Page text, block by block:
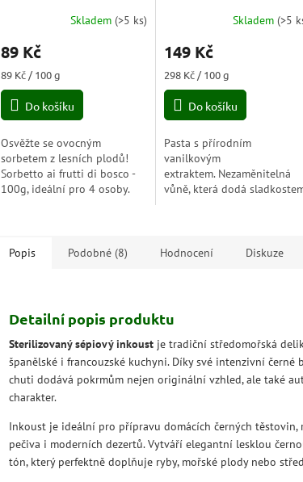
Skladem (>5 ks)
89 Kč
Měrná
cena:
89 Kč / 100 g
Do košíku
Osvěžte se ovocným
sorbetem z lesních plodů!
Sorbetto ai frutti di bosco -
100g, ideální pro 4 osoby.
Skladem(>5
149 Kč
Měrná
cena:
298 Kč / 100 g
Do košíku
Pasta s přírodním
vanilkovým
extraktem. Nezaměnitelná
vůně, která dodá
Popis
Podobné (8) Hodnocení Diskuze
Detailní popis produktu
Sterilizovaný sépiový inkoustje tradiční středomořská
španělské i francouzské kuchyni. Díky své intenzivní černé
chuti dodává pokrmům nejen originální vzhled, ale také
charakter.
Inkoust je ideální pro přípravu domácích černých těstovin,
pečiva i moderních dezertů. Vytváří elegantní lesklou
tón, který perfektně doplňuje ryby, mořské plody nebo